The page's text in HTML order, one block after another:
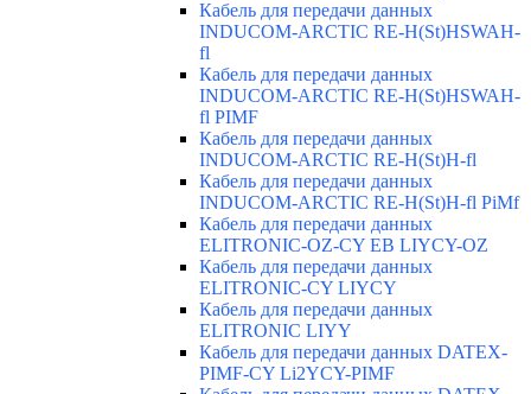
Кабель для передачи данных
INDUCOM-ARCTIC RE-H(St)HSWAH-
fl
Кабель для передачи данных
INDUCOM-ARCTIC RE-H(St)HSWAH-
fl PIMF
Кабель для передачи данных
INDUCOM-ARCTIC RE-H(St)H-fl
Кабель для передачи данных
INDUCOM-ARCTIC RE-H(St)H-fl PiMf
Кабель для передачи данных
ELITRONIC-OZ-CY EB LIYCY-OZ
Кабель для передачи данных
ELITRONIC-CY LIYCY
Кабель для передачи данных
ELITRONIC LIYY
Кабель для передачи данных DATEX-
PIMF-CY Li2YCY-PIMF